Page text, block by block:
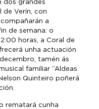
dos grandes
de Verín, con
a
de semana: o
horas, a Coral de
unha actuación
tamén ás
familiar “Aldeas
Quinteiro poñerá
rematará cunha